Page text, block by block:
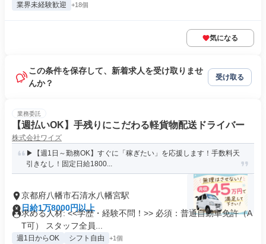
業界未経験歓迎 +18個
気になる
この条件を保存して、新着求人を受け取りませ
んか？
受け取る
業務委託
【週払いOK】手残りにこだわる軽貨物配送ドライバー
株式会社ワイズ
▶【週1日～勤務OK】すぐに「稼ぎたい」を応援します！手数料天
引きなし！固定日給1800...
京都府八幡市石清水八幡宮駅
日給1万8000円以上
求める人材: <<学歴・経験不問！>> 必須：普通自動車免許（A
T可） スタッフ全員...
週1日からOK シフト自由 +1個